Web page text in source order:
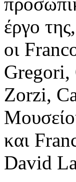
έργο
oι
Gregori,
Zorzi,
και
David